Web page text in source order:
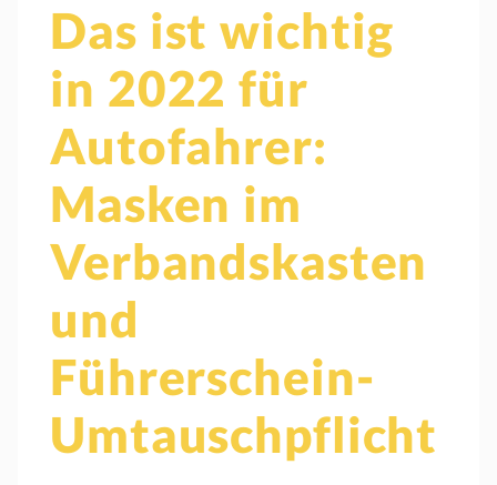
Das ist wichtig
in 2022 für
Autofahrer:
Masken im
Verbandskasten
und
Führerschein-
Umtauschpflicht